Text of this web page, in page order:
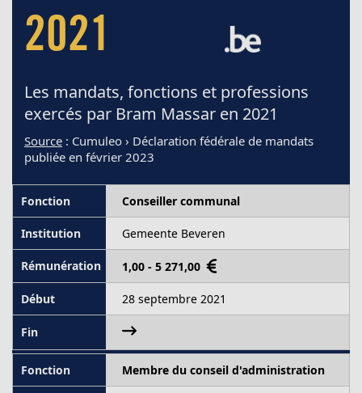
2021
Les mandats, fonctions et professions
exercés par Bram Massar en 2021
Source : Cumuleo › Déclaration fédérale de mandats
publiée en février 2023
Conseiller communal
Gemeente Beveren
1,00 - 5 271,00
28 septembre 2021
Membre du conseil d'administration